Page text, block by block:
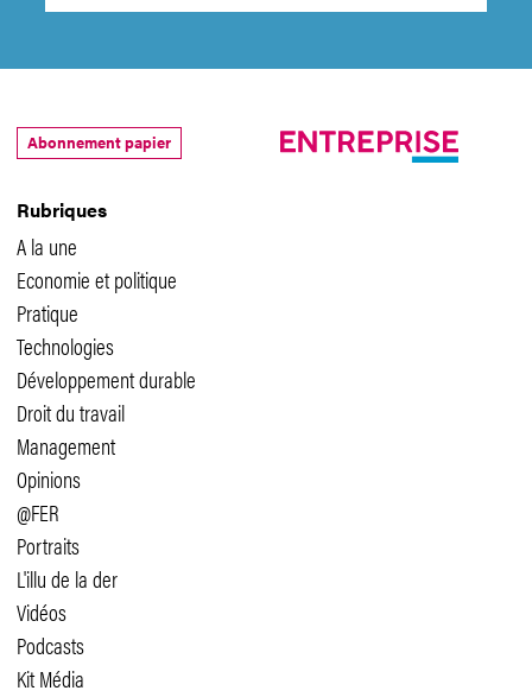
Rubriques
A la une
Economie et politique
Pratique
Technologies
Développement durable
Droit du travail
Management
Opinions
@FER
Portraits
L'illu de la der
Vidéos
Podcasts
Kit Média
Abonnement papier